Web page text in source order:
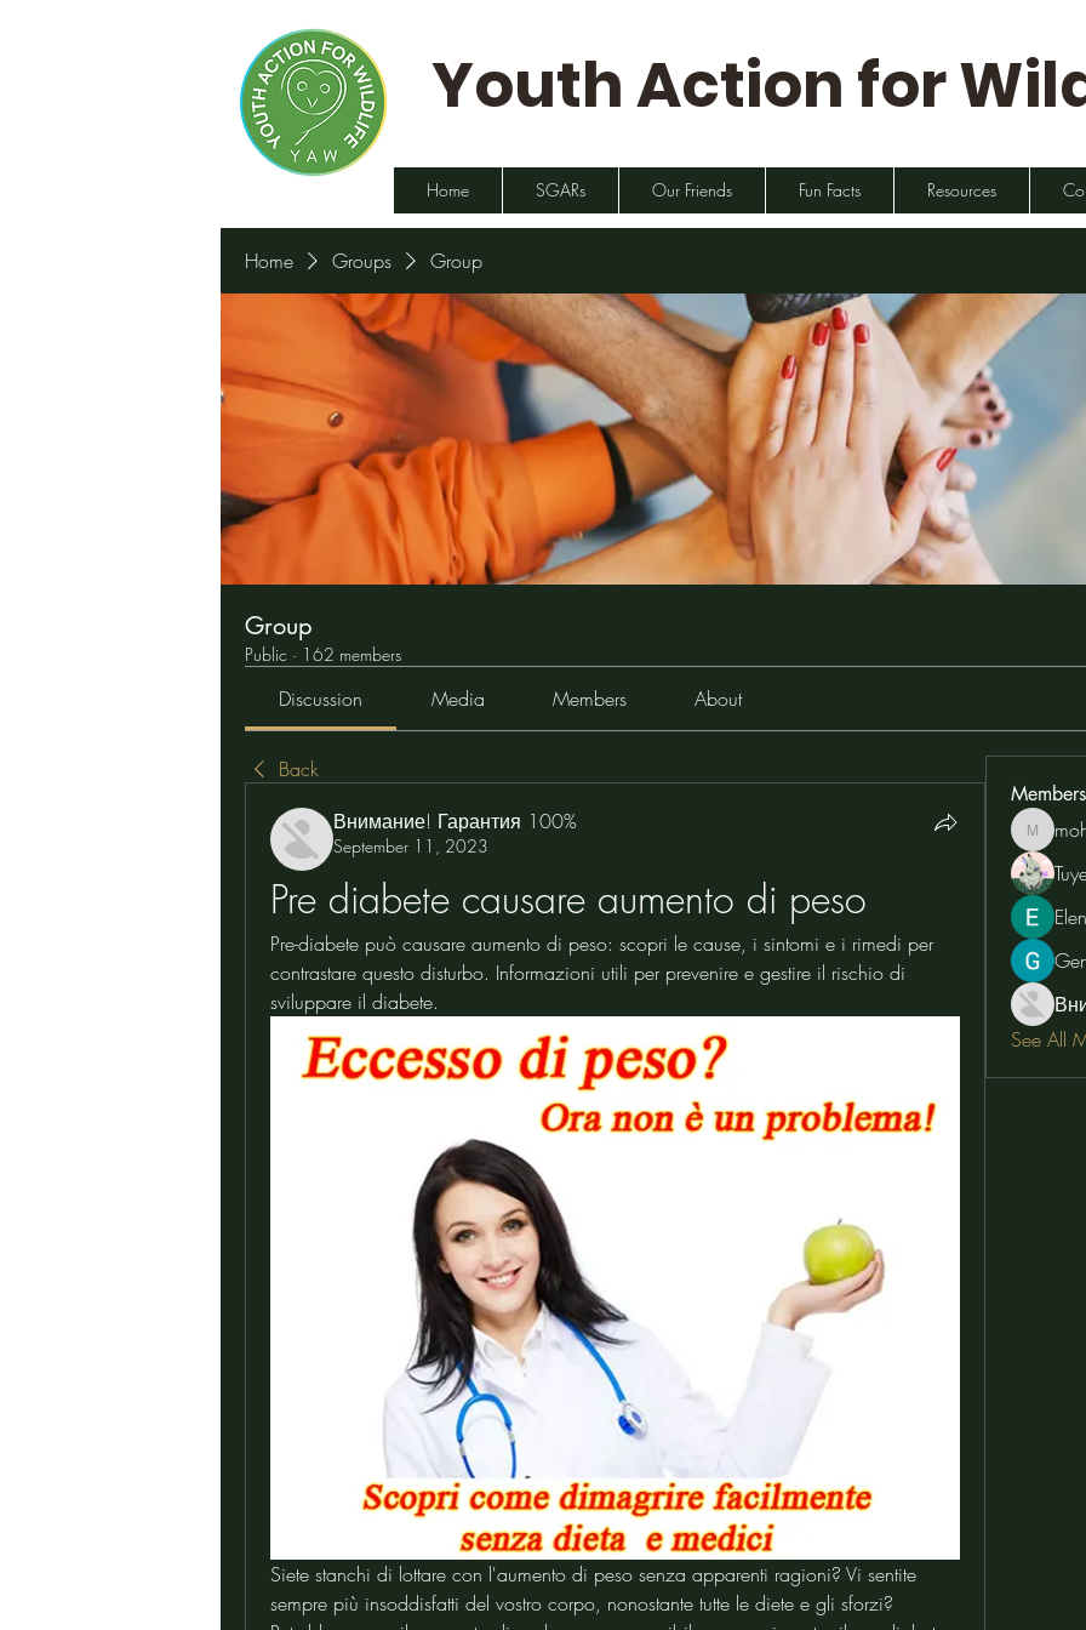
Youth Action for
Home SGARs Our Friends Fun Facts Resources
Home Groups Group
Group
Public · 162 members
Discussion Media Members About
Back
Внимание! Гарантия 100%
September 11, 2023
Pre diabete causare aumento di peso
Pre-diabete può causare aumento di peso: scopri le cause, i sintomi e i rimedi per
contrastare questo disturbo. Informazioni utili per prevenire e gestire il rischio di
sviluppare il diabete.
Siete stanchi di lottare con l'aumento di peso senza apparenti ragioni? Vi sentite
sempre più insoddisfatti del vostro corpo, nonostante tutte le diete e gli sforzi?
Members
See All